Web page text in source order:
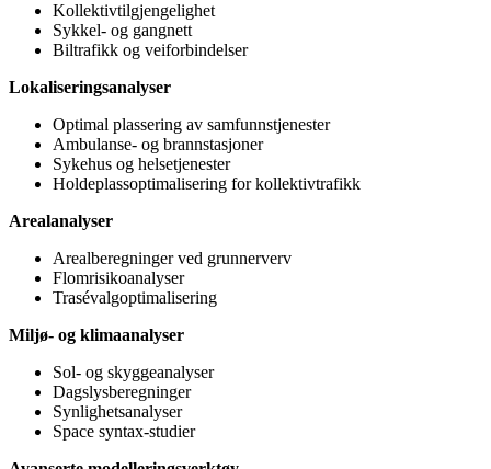
Kollektivtilgjengelighet
Sykkel- og gangnett
Biltrafikk og veiforbindelser
Lokaliseringsanalyser
Optimal plassering av samfunnstjenester
Ambulanse- og brannstasjoner
Sykehus og helsetjenester
Holdeplassoptimalisering for kollektivtrafikk
Arealanalyser
Arealberegninger ved grunnerverv
Flomrisikoanalyser
Trasévalgoptimalisering
Miljø- og klimaanalyser
Sol- og skyggeanalyser
Dagslysberegninger
Synlighetsanalyser
Space syntax-studier